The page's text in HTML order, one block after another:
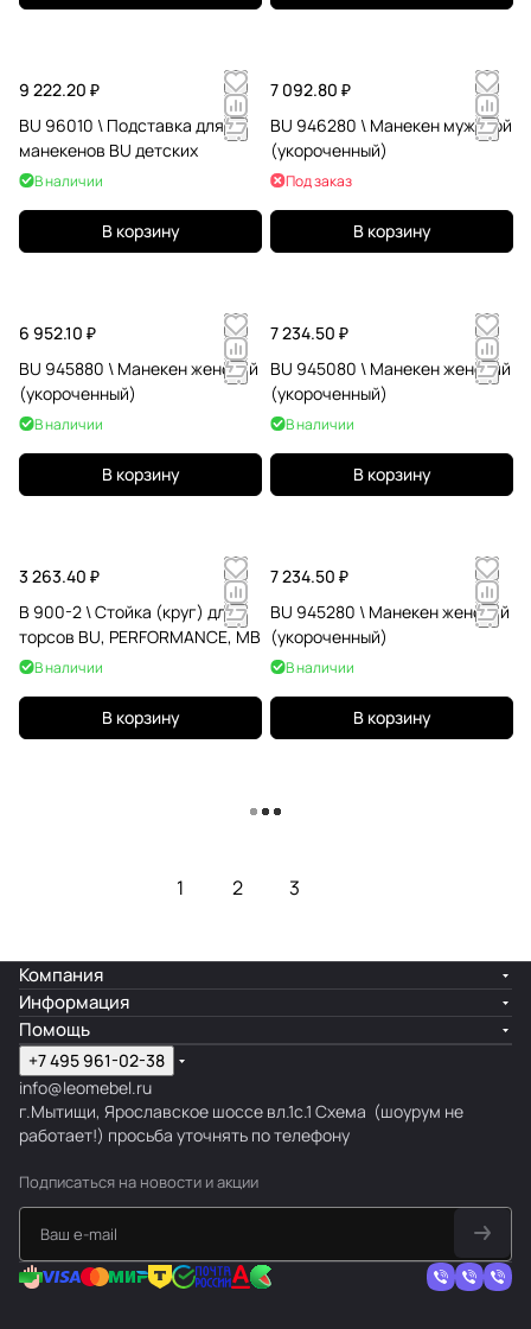
9 222.20 ₽
BU 96010 \ Подставка для
манекенов BU детских
В наличии
В корзину
7 092.80 ₽
BU 946280 \ Манекен мужской
(укороченный)
Под заказ
В корзину
6 952.10 ₽
BU 945880 \ Манекен женский
(укороченный)
В наличии
В корзину
7 234.50 ₽
BU 945080 \ Манекен женский
(укороченный)
В наличии
В корзину
3 263.40 ₽
B 900-2 \ Стойка (круг) для
торсов BU, PERFORMANCE, МВ
В наличии
В корзину
7 234.50 ₽
BU 945280 \ Манекен женский
(укороченный)
В наличии
В корзину
Загрузить еще
1 2 3
Компания
Информация
Помощь
+7 495 961-02-38
info@leomebel.ru
г.Мытищи, Ярославское шоссе вл.1с.1 Схема (шоурум не
работает!) просьба уточнять по телефону
Подписаться на новости и акции